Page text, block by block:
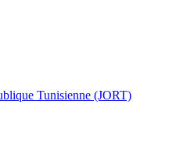
Tunisienne (JORT)